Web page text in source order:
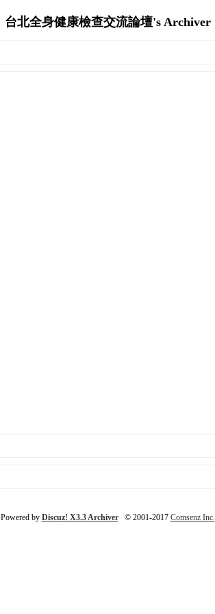
台北全身健康檢查交流論壇's Archiver
Powered by Discuz! X3.3 Archiver© 2001-2017 Comsenz Inc.